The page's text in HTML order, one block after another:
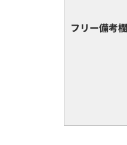
フリー備考欄